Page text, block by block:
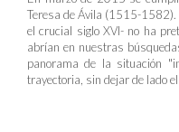
Teresa de Ávila (1515-
el crucial siglo XVI- no ha
abrían en nuestras
panorama de la situación
trayectoria, sin dejar de lado